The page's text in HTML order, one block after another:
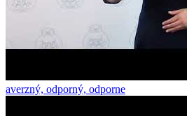
averzný, odporný, odporne